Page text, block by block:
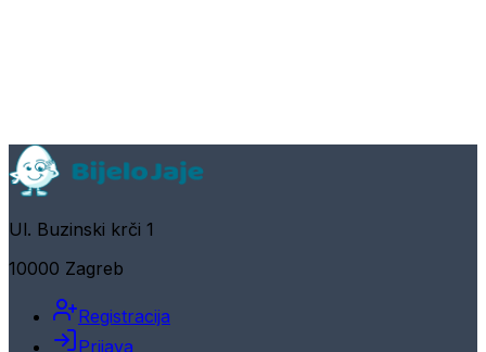
Ul. Buzinski krči 1
10000 Zagreb
Registracija
Prijava